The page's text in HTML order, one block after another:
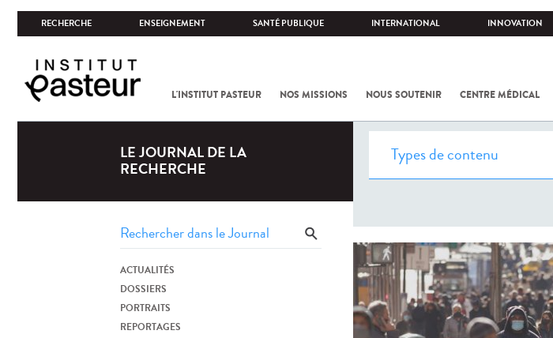
RECHERCHE ENSEIGNEMENT SANTÉ PUBLIQUE INTERNATIONAL INNOVATION
L'INSTITUT PASTEUR NOS MISSIONS NOUS SOUTENIR CENTRE MÉDICAL
LE JOURNAL DE LA
RECHERCHE
ACTUALITÉS
DOSSIERS
PORTRAITS
REPORTAGES